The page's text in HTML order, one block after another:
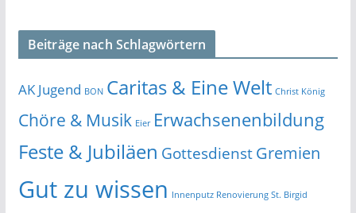
Beiträge nach Schlagwörtern
AK Jugend BON Caritas & Eine Welt Christ König
Chöre & Musik Eier Erwachsenenbildung
Feste & Jubiläen GottesdienstGremien
Gut zu wissen Innenputz Renovierung St. Birgid